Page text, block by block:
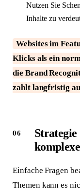
Nutzen Sie
Inhalte zu
Websites im
Klicks als ein
die Brand
zahlt langfristig
Einfache Fragen
Themen kann es